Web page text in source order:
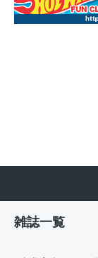
雑誌一覧